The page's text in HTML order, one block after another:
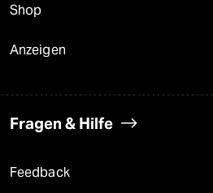
Shop
Anzeigen
Fragen & Hilfe
Feedback